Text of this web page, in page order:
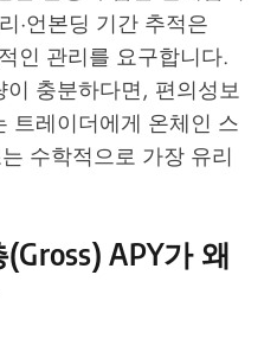
·언본딩 기간 추적은
인 관리를 요구합니다.
충분하다면, 편의성보
트레이더에게 온체인 스
수학적으로 가장 유리
APY가 왜